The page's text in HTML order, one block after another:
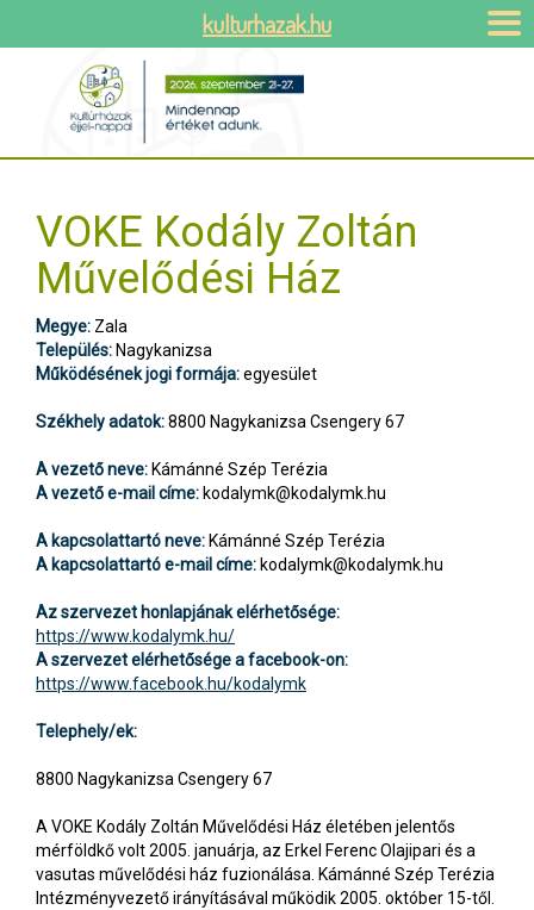
VOKE Kodály Zoltán
Művelődési Ház
Megye: Zala
Település: Nagykanizsa
Működésének jogi formája:egyesület
Székhely adatok:8800 Nagykanizsa Csengery 67
A vezető neve: Kámánné Szép Terézia
A vezető e-mail címe: kodalymk@kodalymk.hu
A kapcsolattartó neve: Kámánné Szép Terézia
A kapcsolattartó e-mail címe: kodalymk@kodalymk.hu
Az szervezet honlapjának elérhetősége:
https://www.kodalymk.hu/
A szervezet elérhetősége a facebook-on:
https://www.facebook.hu/kodalymk
Telephely/ek:
8800 Nagykanizsa Csengery 67
A VOKE Kodály Zoltán Művelődési Ház életében jelentős
mérföldkő volt 2005. januárja, az Erkel Ferenc Olajipari és a
vasutas művelődési ház fuzionálása. Kámánné Szép Terézia
Intézményvezető irányításával működik 2005. október 15-től.
kulturhazak.hu